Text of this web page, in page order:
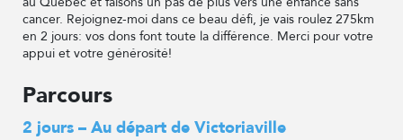
cancer. Rejoignez-moi dans ce beau défi, je vais roulez 275km
en 2 jours: vos dons font toute la différence. Merci pour votre
appui et votre générosité!
Parcours
2 jours – Au départ de Victoriaville